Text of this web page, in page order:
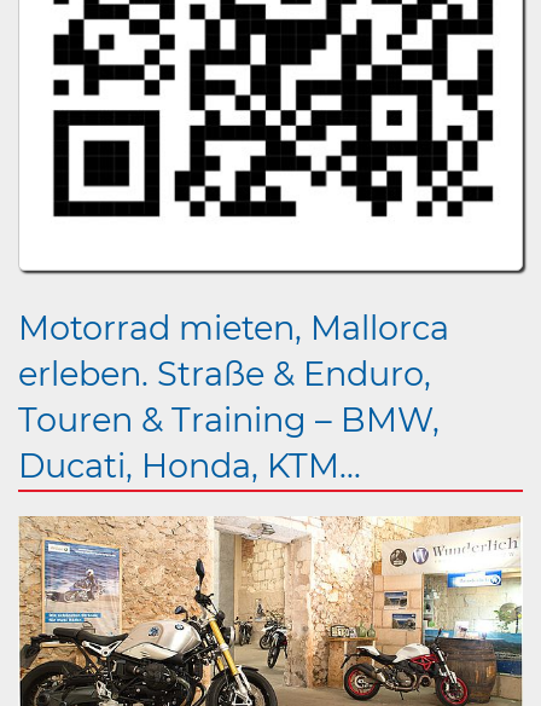
Motorrad mieten, Mallorca
erleben. Straße & Enduro,
Touren & Training – BMW,
Ducati, Honda, KTM...